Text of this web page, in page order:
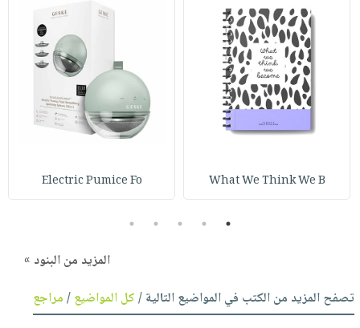
What We Think We B
Electric Pumice Fo
1
2
3
4
5
المزيد من البنود »
تصفح المزيد من الكتب في المواضيع التالية /كل المواضيع/مراجع